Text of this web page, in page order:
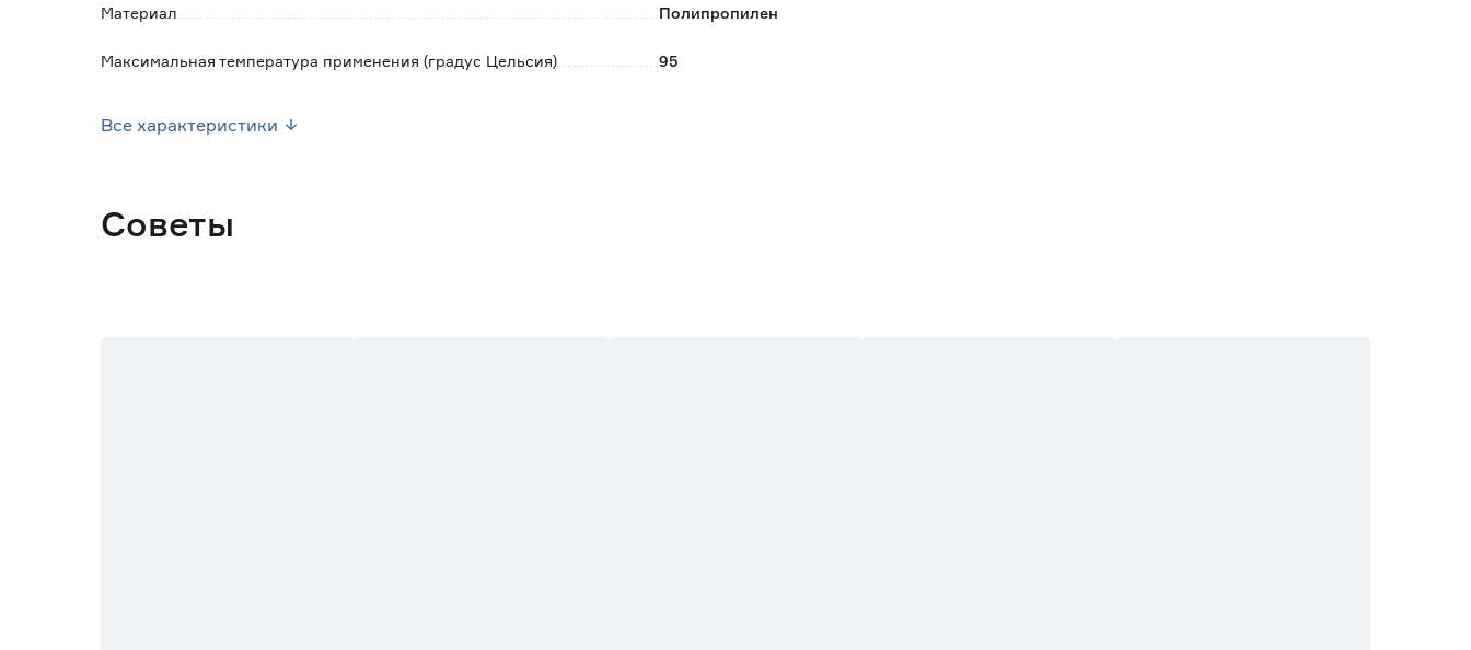
Материал Полипропилен
Максимальная температура применения (градус Цельсия) 95
Все характеристики
Советы